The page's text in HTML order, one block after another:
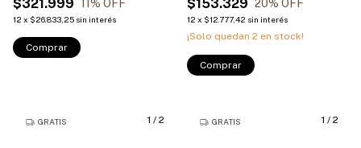
$321.999 11% OFF
12 x $26.833,25 sin interés
Comprar
$153.329 20% OFF
12 x $12.777,42 sin interés
¡Solo quedan 2 en stock!
Comprar
1 / 2
GRATIS 1 / 2
GRATIS